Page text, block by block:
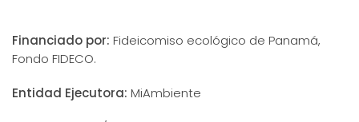
Financiado por: Fideicomiso ecológico de Panamá,
Fondo FIDECO.
Entidad Ejecutora: MiAmbiente